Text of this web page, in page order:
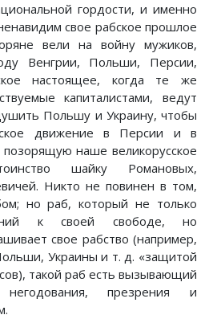
гордости, и именно
свое рабское прошлое
вели на войну мужиков,
Венгрии, Польши, Персии,
настоящее, когда те же
капиталистами, ведут
Польшу и Украину, чтобы
движение в Персии и в
наше великорусское
шайку Романовых,
Никто не повинен в том,
но раб, который не только
к своей свободе, но
свое рабство (например,
Украины и т. д. «защитой
такой раб есть вызывающий
презрения и